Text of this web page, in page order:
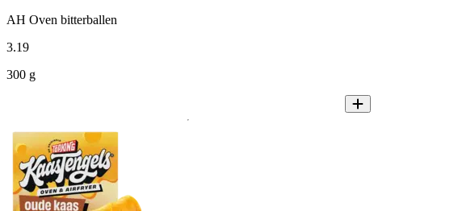
AH Oven bitterballen
3.19
300 g